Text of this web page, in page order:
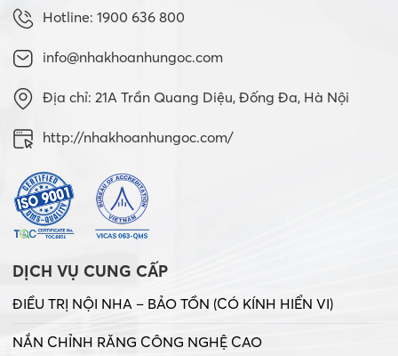
Hotline: 1900 636 800
info@nhakhoanhungoc.com
Địa chỉ: 21A Trần Quang Diệu, Đống Đa, Hà Nội
http://nhakhoanhungoc.com/
DỊCH VỤ CUNG CẤP
ĐIỀU TRỊ NỘI NHA – BẢO TỒN (CÓ KÍNH HIỂN VI)
NẮN CHỈNH RĂNG CÔNG NGHỆ CAO